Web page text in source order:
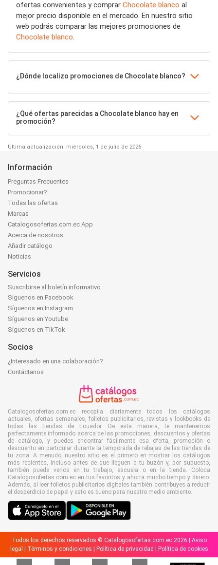
ofertas convenientes y comprar Chocolate blanco al
mejor precio disponible en el mercado. En nuestro sitio
web podrás comparar las mejores promociones de
Chocolate blanco.
¿Dónde localizo promociones de Chocolate blanco?
¿Qué ofertas parecidas a Chocolate blanco hay en
promoción?
Última actualización: miércoles, 1 de julio de 2026
Información
Preguntas Frecuentes
Promocionar?
Todas las ofertas
Marcas
Catalogosofertas.com.ec App
Acerca de nosotros
Añadir catálogo
Noticias
Servicios
Suscribirse al boletín informativo
Síguenos en Facebook
Síguenos en Instagram
Síguenos en Youtube
Síguenos en TikTok
Socios
¿Interesado en una colaboración?
Contáctanos
Catalogosofertas.com.ec recopila diariamente todos los catálogos
actuales, ofertas semanales, folletos publicitarios, revistas y lookbooks de
todas las tiendas de Ecuador. De esta manera, te mantenemos
perfectamente informado acerca de las promociones, descuentos y ofertas
de catálogo, y puedes encontrar fácilmente esa oferta, promoción o
descuento en particular durante la temporada de rebajas de las tiendas de
tu zona. A menudo, nuestro sitio es el primero en mostrar los catálogos
más recientes, incluso antes de que lleguen a tu buzón y, por supuesto,
también puede verlos en tu trabajo, escuela o en la tienda. Coloca
Catalogosofertas.com.ec en tus favoritos y ahorra mucho tiempo y dinero.
Además, al leer folletos publicitarios digitales también contribuyes a reducir
el desperdicio de papel y esto es bueno para nuestro medio ambiente.
Todos los derechos reservados © Catalogosofertas.com.ec 2026 | Aviso
legal
Términos y condiciones Política de privacidad Política de cookies